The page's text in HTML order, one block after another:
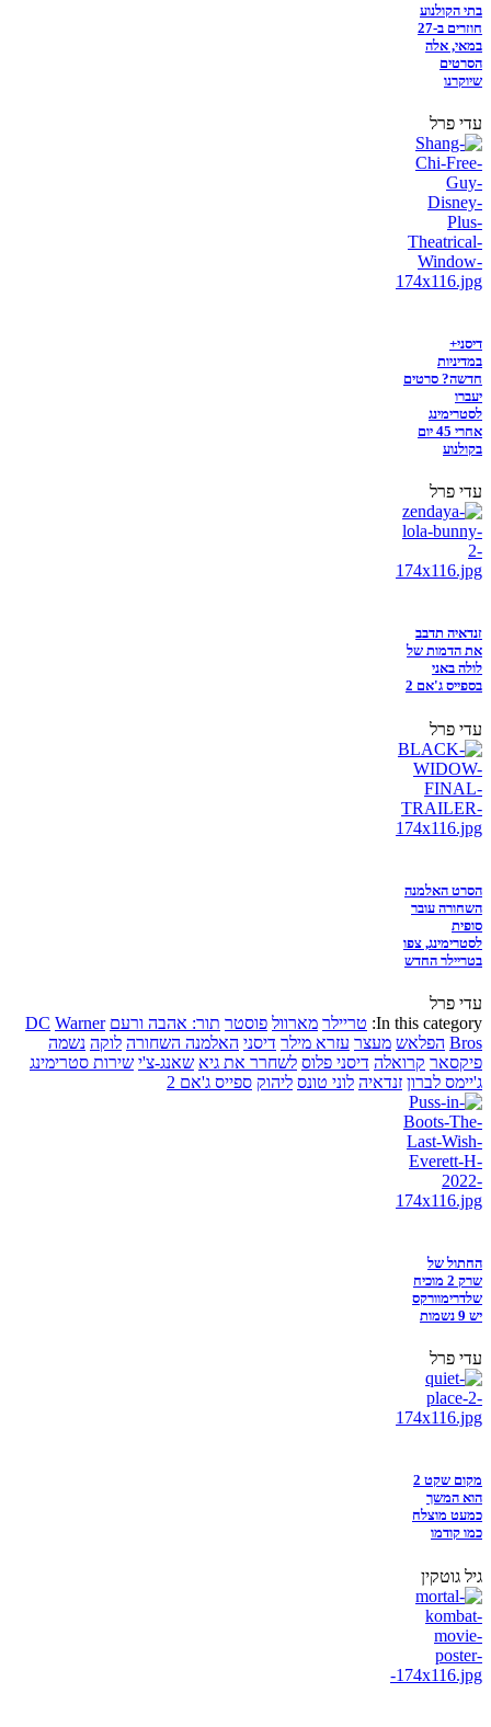
בתי הקולנוע
חוזרים ב-27
במאי, אלה
הסרטים
שיוקרנו
עדי פרל
דיסני+
במדיניות
חדשה? סרטים
יעברו
לסטרימינג
אחרי 45 יום
בקולנוע
עדי פרל
זנדאיה תדבב
את הדמות של
לולה באני
בספייס ג'אם 2
עדי פרל
הסרט האלמנה
השחורה עובר
סופית
לסטרימינג, צפו
בטריילר החדש
עדי פרל
In this category: טריילר מארוול פוסטר תור: אהבה ורעם DC Warner
Bros הפלאש מעצר עזרא מילר דיסני האלמנה השחורה לוקה נשמה
פיקסאר קרואלה דיסני פלוס לשחרר את גיא שאנג-צ'י שירות סטרימינג
ג'יימס לברון זנדאיה לוני טונס ליהוק ספייס ג'אם 2
החתול של
שרק 2 מוכיח
שלדרימוורקס
יש 9 נשמות
עדי פרל
מקום שקט 2
הוא המשך
כמעט מוצלח
כמו קודמו
גיל גוטקין